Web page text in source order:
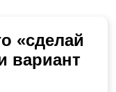
«сделай
вариант